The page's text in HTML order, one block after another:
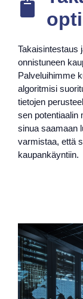
Takaisintestaus
onnistuneen
Palveluihimme
algoritmisi
tietojen
sen potentiaalin
sinua saamaan
varmistaa, että
kaupankäyntiin.